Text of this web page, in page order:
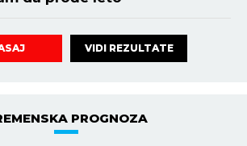
VIDI REZULTATE
PROGNOZA